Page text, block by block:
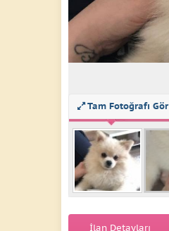
Tam Fotoğrafı Gör
İlan Detayları